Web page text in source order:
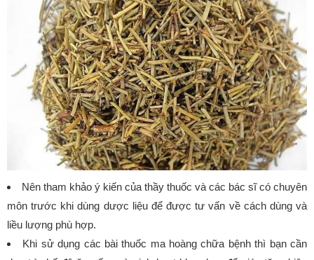
Nên tham khảo ý kiến của thầy thuốc và các bác sĩ có chuyên
môn trước khi dùng dược liệu để được tư vấn về cách dùng và
liều lượng phù hợp.
Khi sử dụng các bài thuốc ma hoàng chữa bệnh thì bạn cần